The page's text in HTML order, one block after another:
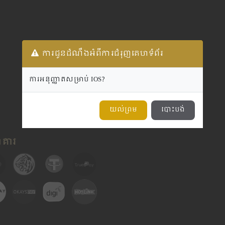
ារ
ការជូនដំណឹងអំពីការជំរុញគេហទំព័រ
ការអនុញ្ញាតសម្រាប់ IOS?
យល់ព្រម បោះបង់